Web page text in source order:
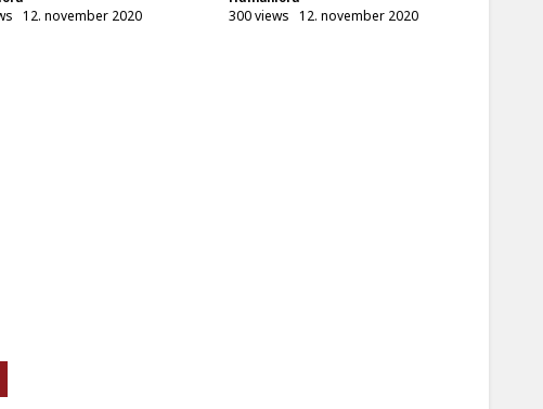
12. november 2020 300 views 12. november 2020